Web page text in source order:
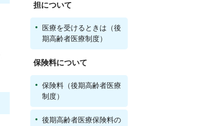
担について
医療を受けるときは（後
期高齢者医療制度）
保険料について
保険料（後期高齢者医療
制度）
後期高齢者医療保険料の